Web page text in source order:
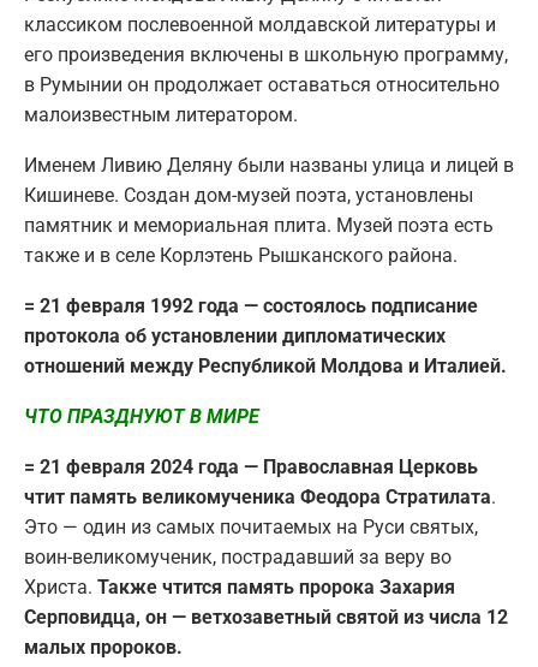
классиком послевоенной молдавской литературы и
его произведения включены в школьную программу,
в Румынии он продолжает оставаться относительно
малоизвестным литератором.
Именем Ливию Деляну были названы улица и лицей в
Кишиневе. Создан дом-музей поэта, установлены
памятник и мемориальная плита. Музей поэта есть
также и в селе Корлэтень Рышканского района.
= 21 февраля 1992 года — состоялось подписание
протокола об установлении дипломатических
отношений между Республикой Молдова и Италией.
ЧТО ПРАЗДНУЮТ В МИРЕ
= 21 февраля 2024 года — Православная Церковь
чтит память великомученика Феодора Стратилата.
Это — один из самых почитаемых на Руси святых,
воин-великомученик, пострадавший за веру во
Христа. Также чтится память пророка Захария
Серповидца, он — ветхозаветный святой из числа 12
малых пророков.